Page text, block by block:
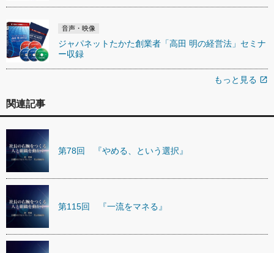
音声・映像
ジャパネットたかた創業者「高田 明の経営法」セミナ
ー収録
もっと見る open_in_new
関連記事
第78回 『やめる、という選択』
第115回 『一流をマネる』